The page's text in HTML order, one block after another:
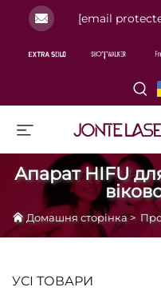
[email
Апарат HIFU
Домашня сторінка>
УСІ ТОВАРИ